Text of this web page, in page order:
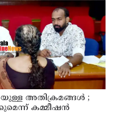
വരുന്ന സ്ഥലമുണ്ട്
അതിക്രമങ്ങൾ ;
കമ്മീഷൻ